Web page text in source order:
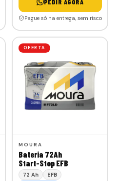
PEDIR AGORA
Pague só na entrega, sem risco
OFERTA
MOURA
Bateria 72Ah
Start-Stop EFB
72 Ah
EFB